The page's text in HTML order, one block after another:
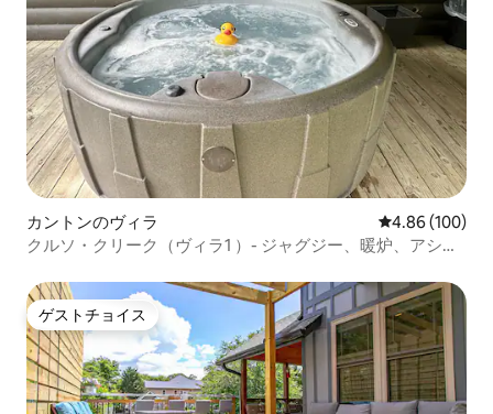
カントンのヴィラ レビュー100
4.86 (100)
クルソ・クリーク（ヴィラ1 ）- ジャグジー、暖炉、アシュ
ゲストチョイス
ゲストチョイス